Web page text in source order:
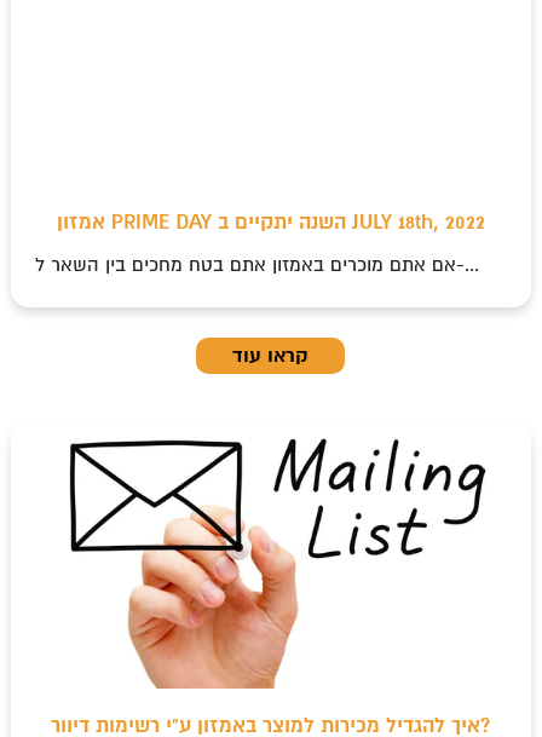
אמזון PRIME DAY השנה יתקיים ב JULY 18th, 2022
אם אתם מוכרים באמזון אתם בטח מחכים בין השאר ל-...
קראו עוד
איך להגדיל מכירות למוצר באמזון ע"י רשימות דיוור?